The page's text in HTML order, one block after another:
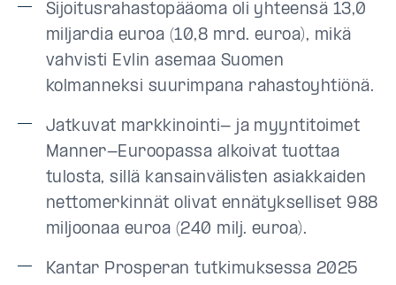
Sijoitusrahastopääoma oli yhteensä 13,0
miljardia euroa (10,8 mrd. euroa), mikä
vahvisti Evlin asemaa Suomen
kolmanneksi suurimpana rahastoyhtiönä.
Jatkuvat markkinointi- ja myyntitoimet
Manner-Euroopassa alkoivat tuottaa
tulosta, sillä kansainvälisten asiakkaiden
nettomerkinnät olivat ennätykselliset 988
miljoonaa euroa (240 milj. euroa).
Kantar Prosperan tutkimuksessa 2025